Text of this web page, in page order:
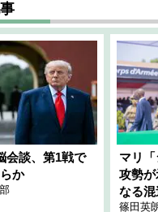
会談、第1戦で
か
マリ
攻勢
なる混
篠田英